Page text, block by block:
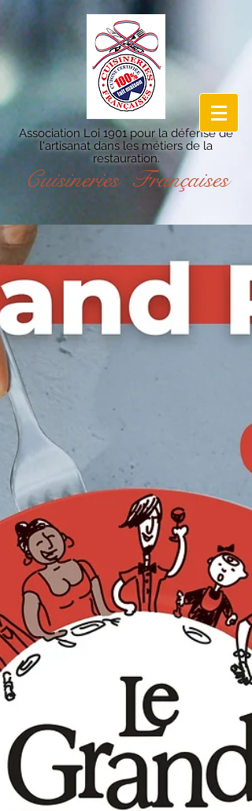
Association Loi 1901 pour la défense de
l'artisanat dans les métiers de la
restauration.
Cuisineries Françaises